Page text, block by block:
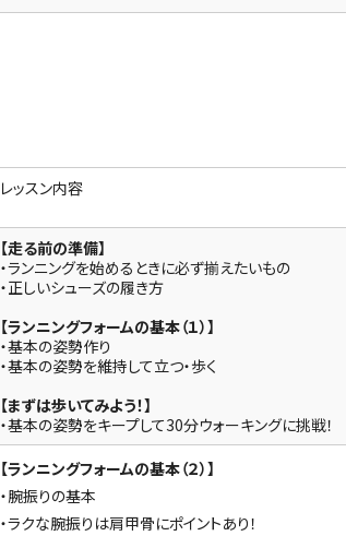
レッスン内容
【走る前の準備】
・ランニングを始めるときに必ず揃えたいもの
・正しいシューズの履き方
【ランニングフォームの基本（１）】
・基本の姿勢作り
・基本の姿勢を維持して立つ・歩く
【まずは歩いてみよう！】
・基本の姿勢をキープして30分ウォーキングに挑戦！
【ランニングフォームの基本（２）】
・腕振りの基本
・ラクな腕振りは肩甲骨にポイントあり！